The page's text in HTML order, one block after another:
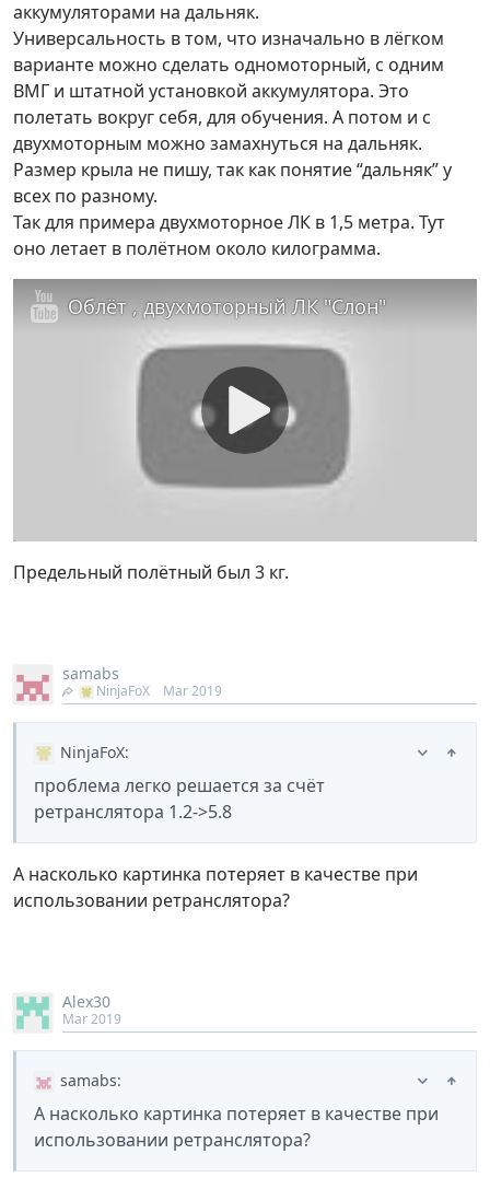
аккумуляторами на дальняк.
Универсальность в том, что изначально в лёгком
варианте можно сделать одномоторный, с одним
ВМГ и штатной установкой аккумулятора. Это
полетать вокруг себя, для обучения. А потом и с
двухмоторным можно замахнуться на дальняк.
Размер крыла не пишу, так как понятие “дальняк” у
всех по разному.
Так для примера двухмоторное ЛК в 1,5 метра. Тут
оно летает в полётном около килограмма.
Облёт , двухмоторный ЛК "Слон"
Предельный полётный был 3 кг.
samabs
NinjaFoX Mar 2019
NinjaFoX:
проблема легко решается за счёт
ретранслятора 1.2->5.8
А насколько картинка потеряет в качестве при
использовании ретранслятора?
Аlex30
Mar 2019
samabs:
А насколько картинка потеряет в качестве при
использовании ретранслятора?